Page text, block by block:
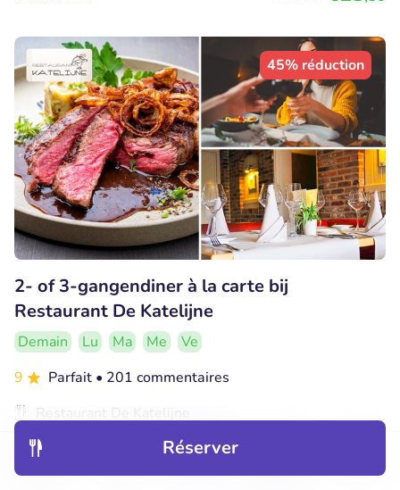
Réserver
45% réduction
2- of 3-gangendiner à la carte bij
Restaurant De Katelijne
Demain Lu Ma Me
Ve
9
Parfait • 201 commentaires
Brugge (0km)
Vendu : 65
€22,90